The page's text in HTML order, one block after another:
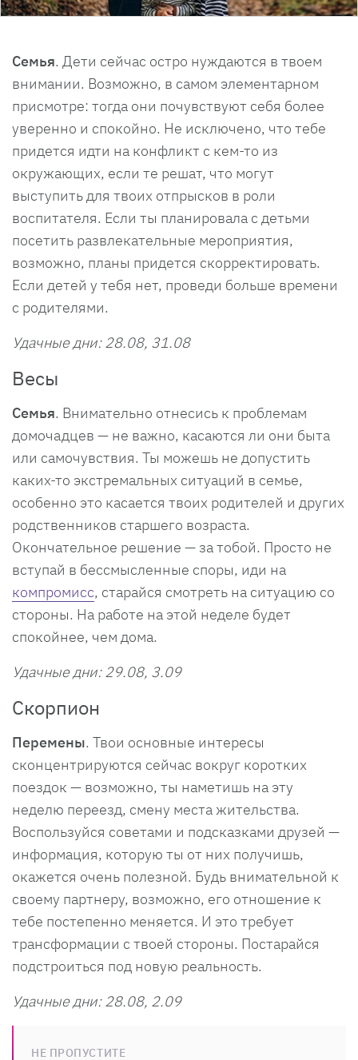
Семья. Дети сейчас остро нуждаются в твоем
внимании. Возможно, в самом элементарном
присмотре: тогда они почувствуют себя более
уверенно и спокойно. Не исключено, что тебе
придется идти на конфликт с кем-то из
окружающих, если те решат, что могут
выступить для твоих отпрысков в роли
воспитателя. Если ты планировала с детьми
посетить развлекательные мероприятия,
возможно, планы придется скорректировать.
Если детей у тебя нет, проведи больше времени
с родителями.
Удачные дни: 28.08, 31.08
Весы
Семья. Внимательно отнесись к проблемам
домочадцев — не важно, касаются ли они быта
или самочувствия. Ты можешь не допустить
каких-то экстремальных ситуаций в семье,
особенно это касается твоих родителей и других
родственников старшего возраста.
Окончательное решение — за тобой. Просто не
вступай в бессмысленные споры, иди на
компромисс, старайся смотреть на ситуацию со
стороны. На работе на этой неделе будет
спокойнее, чем дома.
Удачные дни: 29.08, 3.09
Скорпион
Перемены. Твои основные интересы
сконцентрируются сейчас вокруг коротких
поездок — возможно, ты наметишь на эту
неделю переезд, смену места жительства.
Воспользуйся советами и подсказками друзей —
информация, которую ты от них получишь,
окажется очень полезной. Будь внимательной к
своему партнеру, возможно, его отношение к
тебе постепенно меняется. И это требует
трансформации с твоей стороны. Постарайся
подстроиться под новую реальность.
Удачные дни: 28.08, 2.09
НЕ ПРОПУСТИТЕ